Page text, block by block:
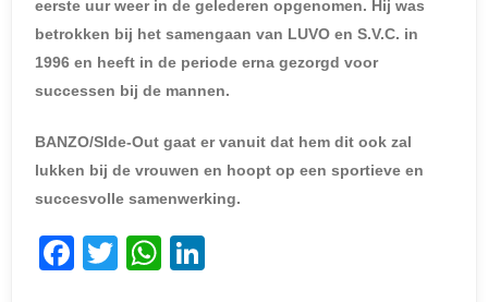
eerste uur weer in de gelederen opgenomen. Hij was
betrokken bij het samengaan van LUVO en S.V.C. in
1996 en heeft in de periode erna gezorgd voor
successen bij de mannen.
BANZO/SIde-Out gaat er vanuit dat hem dit ook zal
lukken bij de vrouwen en hoopt op een sportieve en
succesvolle samenwerking.
F
T
W